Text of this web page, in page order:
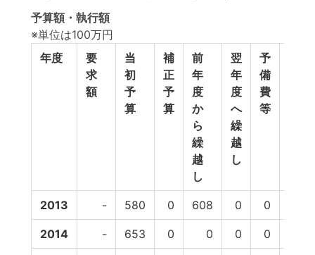
予算額・執行額
※単位は100万円
年度
要
求
額
当
初
予
算
補
正
予
算
前
年
度
か
ら
繰
越
し
翌
年
度
へ
繰
越
し
予
備
費
等
2013 - 580 0 608 0 0
2014 - 653 0 0 0 0